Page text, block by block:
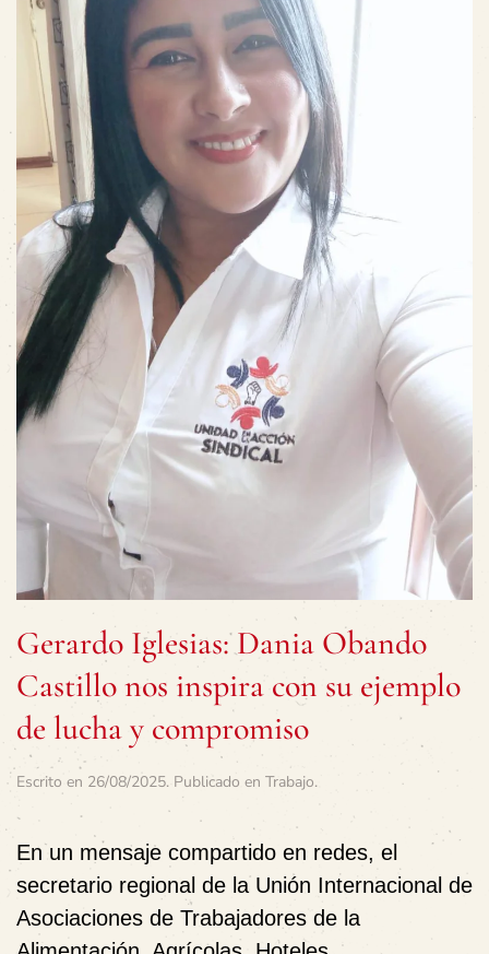
Gerardo Iglesias: Dania Obando
Castillo nos inspira con su ejemplo
de lucha y compromiso
Escrito en 26/08/2025. Publicado en Trabajo.
En un mensaje compartido en redes, el
secretario regional de la Unión Internacional de
Asociaciones de Trabajadores de la